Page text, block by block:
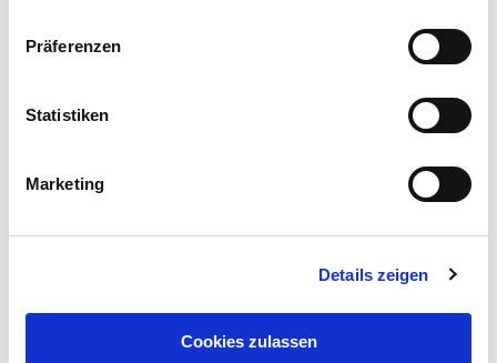
Präferenzen
Statistiken
Marketing
Details zeigen
Cookies zulassen
Sa., 22.08.26, 20:00 - 21:30 Uhr
Straßentheater
Just for Fun Express '26
Straßentheater-Bringdienst
Straßentheater-Bringdienst